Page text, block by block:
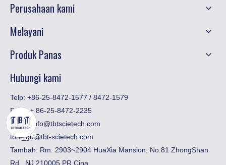
Perusahaan kami
Melayani
Produk Panas
Hubungi kami
Telp: +86-25-8472-1577 / 8472-1579
Faks:​+ 86-25-8472-2235
Email:
info@tbtscietech.com
toni_gu@tbt-scietech.com
Tambah: Rm. 2903~2904 HuaXia Mansion, No.81 ZhongShan
Rd., NJ 210005 PR Cina